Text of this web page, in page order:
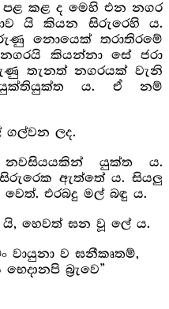
කළ ද මෙහි එන නගර
යි කියන සිරුරෙහි ය.
නොයෙක් තරාතිරමේ
කියන්නා සේ ජරා
තැනත් නගරයක් වැනි
යුක්තියුක්ත ය. ඒ නම්
ගල්වන ලද.
යුක්ත ය.
ඇත්තේ ය. සියලු
එරබදු මල් බඳු ය.
හෙවත් ඝන වූ ලේ ය.
වායුනා ව ඝනීකෘතම්,
බ්‍රැවෙ”